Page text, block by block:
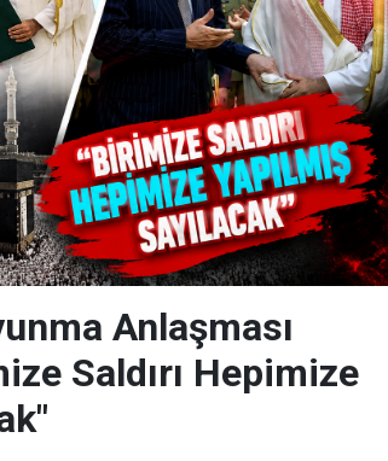
Anlaşması
Saldırı Hepimize